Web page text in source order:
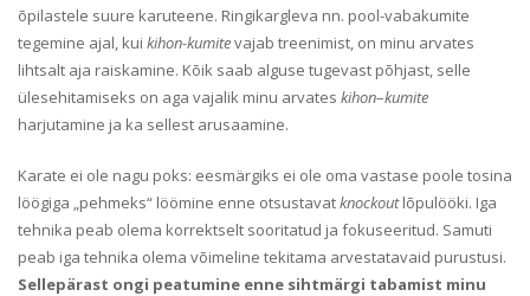
õpilastele suure karuteene. Ringikargleva nn. pool-vabakumite
tegemine ajal, kui kihon-kumitevajab treenimist, on minu arvates
lihtsalt aja raiskamine. Kõik saab alguse tugevast põhjast, selle
ülesehitamiseks on aga vajalik minu arvates kihon–kumite
harjutamine ja ka sellest arusaamine.
Karate ei ole nagu poks: eesmärgiks ei ole oma vastase poole tosina
löögiga „pehmeks“ löömine enne otsustavatknockoutlõpulööki. Iga
tehnika peab olema korrektselt sooritatud ja fokuseeritud. Samuti
peab iga tehnika olema võimeline tekitama arvestatavaid purustusi.
Sellepärast ongi peatumine enne sihtmärgi tabamist minu